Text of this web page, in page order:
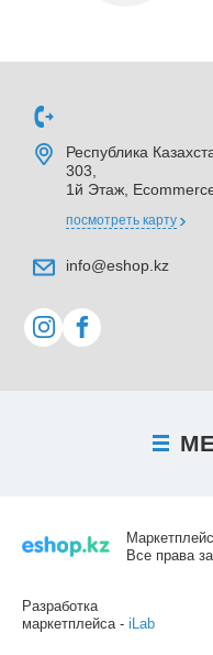
Республика
303,
1й Этаж,
посмотреть карту
info@eshop.kz
Все права
Разработка
маркетплейса - iLab